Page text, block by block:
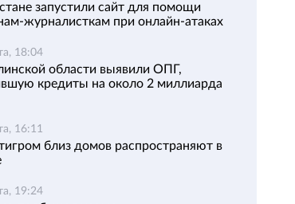
запустили сайт для помощи
журналисткам при онлайн-атаках
18:04
области выявили ОПГ,
кредиты на около 2 миллиарда
16:11
близ домов распространяют в
19:24